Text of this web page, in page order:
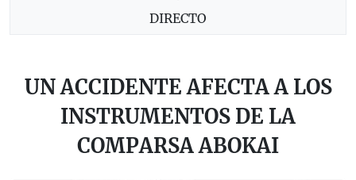
DIRECTO
UN ACCIDENTE AFECTA A LOS
INSTRUMENTOS DE LA
COMPARSA ABOKAI